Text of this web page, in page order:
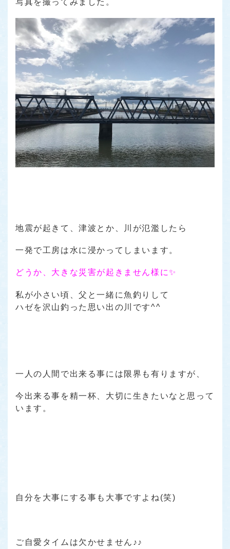
写真を撮ってみました。
地震が起きて、津波とか、川が氾濫したら
一発で工房は水に浸かってしまいます。
どうか、大きな災害が起きません様に✨
私が小さい頃、父と一緒に魚釣りして
ハゼを沢山釣った思い出の川です^^
一人の人間で出来る事には限界も有りますが、
今出来る事を精一杯、大切に生きたいなと思って
います。
自分を大事にする事も大事ですよね(笑)
ご自愛タイムは欠かせません♪♪